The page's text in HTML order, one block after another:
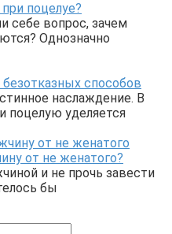
поцелуе?
себе вопрос, зачем
Однозначно
способов
наслаждение. В
поцелую уделяется
от не женатого?
и не прочь завести
бы